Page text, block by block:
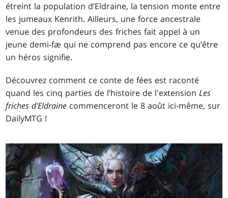
étreint la population d’Eldraine, la tension monte entre
les jumeaux Kenrith. Ailleurs, une force ancestrale
venue des profondeurs des friches fait appel à un
jeune demi-fæ qui ne comprend pas encore ce qu’être
un héros signifie.
Découvrez comment ce conte de fées est raconté
quand les cinq parties de l’histoire de l'extensionLes
friches d'Eldraine commenceront le 8 août ici-même, sur
DailyMTG !